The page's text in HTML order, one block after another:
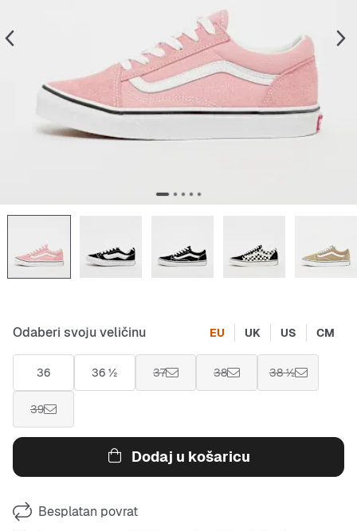
Odaberi svoju veličinu EU UK US CM
36 36 ½ 37 38 38 ½
39
Dodaj u košaricu
Besplatan povrat